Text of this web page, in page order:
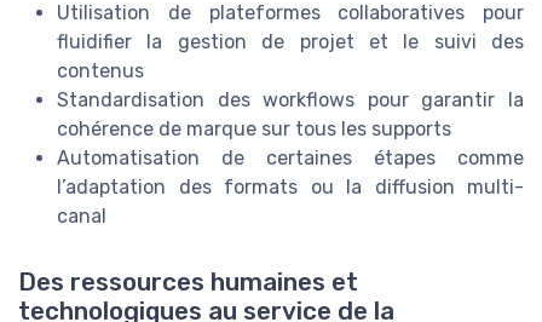
Utilisation de plateformes collaboratives pour
fluidifier la gestion de projet et le suivi des
contenus
Standardisation des workflows pour garantir la
cohérence de marque sur tous les supports
Automatisation de certaines étapes comme
l’adaptation des formats ou la diffusion multi-
canal
Des ressources humaines et
technologiques au service de la